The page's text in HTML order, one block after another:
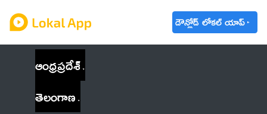
డౌన్లోడ్ లోకల్ యాప్
ఆంధ్రప్రదేశ్
తెలంగాణ